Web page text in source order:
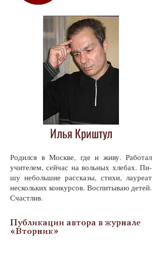
Илья Криштул
Ро­дил­ся в Моск­ве, где и жи­ву. Ра­бо­тал
учи­те­лем, сей­час на воль­ных хле­бах. Пи­
шу не­боль­шие рас­ска­зы, сти­хи, ла­у­ре­ат
не­сколь­ких кон­кур­сов. Вос­пи­ты­ваю де­тей.
Счаст­лив.
Публикации автора в журнале
«Вторник»